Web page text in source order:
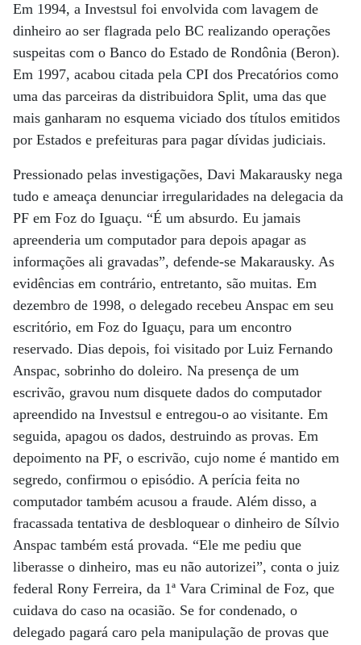
Em 1994, a Investsul foi envolvida com lavagem de
dinheiro ao ser flagrada pelo BC realizando operações
suspeitas com o Banco do Estado de Rondônia (Beron).
Em 1997, acabou citada pela CPI dos Precatórios como
uma das parceiras da distribuidora Split, uma das que
mais ganharam no esquema viciado dos títulos emitidos
por Estados e prefeituras para pagar dívidas judiciais.
Pressionado pelas investigações, Davi Makarausky nega
tudo e ameaça denunciar irregularidades na delegacia da
PF em Foz do Iguaçu. “É um absurdo. Eu jamais
apreenderia um computador para depois apagar as
informações ali gravadas”, defende-se Makarausky. As
evidências em contrário, entretanto, são muitas. Em
dezembro de 1998, o delegado recebeu Anspac em seu
escritório, em Foz do Iguaçu, para um encontro
reservado. Dias depois, foi visitado por Luiz Fernando
Anspac, sobrinho do doleiro. Na presença de um
escrivão, gravou num disquete dados do computador
apreendido na Investsul e entregou-o ao visitante. Em
seguida, apagou os dados, destruindo as provas. Em
depoimento na PF, o escrivão, cujo nome é mantido em
segredo, confirmou o episódio. A perícia feita no
computador também acusou a fraude. Além disso, a
fracassada tentativa de desbloquear o dinheiro de Sílvio
Anspac também está provada. “Ele me pediu que
liberasse o dinheiro, mas eu não autorizei”, conta o juiz
federal Rony Ferreira, da 1ª Vara Criminal de Foz, que
cuidava do caso na ocasião. Se for condenado, o
delegado pagará caro pela manipulação de provas que